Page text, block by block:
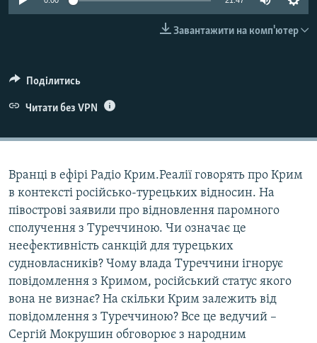
ВІДЕОУРОКИ «ELIFBE»
ІНФОГРАФІКА
ДОЛУЧАЙСЯ!
Завантажити на комп'ютер
Поділитись
Читати без VPN
Вранці в ефірі Радіо Крим.Реалії говорять про Крим
в контексті російсько-турецьких відносин. На
півострові заявили про відновлення паромного
сполучення з Туреччиною. Чи означає це
неефективність санкцій для турецьких
судновласників? Чому влада Туреччини ігнорує
повідомлення з Кримом, російський статус якого
вона не визнає? На скільки Крим залежить від
повідомлення з Туреччиною? Все це ведучий –
Сергій Мокрушин обговорює з народним